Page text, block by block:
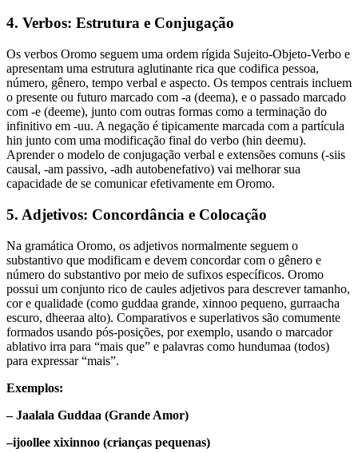
4. Verbos: Estrutura e Conjugação
Os verbos Oromo seguem uma ordem rígida Sujeito-Objeto-Verbo e
apresentam uma estrutura aglutinante rica que codifica pessoa,
número, gênero, tempo verbal e aspecto. Os tempos centrais incluem
o presente ou futuro marcado com -a (deema), e o passado marcado
com -e (deeme), junto com outras formas como a terminação do
infinitivo em -uu. A negação é tipicamente marcada com a partícula
hin junto com uma modificação final do verbo (hin deemu).
Aprender o modelo de conjugação verbal e extensões comuns (-siis
causal, -am passivo, -adh autobenefativo) vai melhorar sua
capacidade de se comunicar efetivamente em Oromo.
5. Adjetivos: Concordância e Colocação
Na gramática Oromo, os adjetivos normalmente seguem o
substantivo que modificam e devem concordar com o gênero e
número do substantivo por meio de sufixos específicos. Oromo
possui um conjunto rico de caules adjetivos para descrever tamanho,
cor e qualidade (como guddaa grande, xinnoo pequeno, gurraacha
escuro, dheeraa alto). Comparativos e superlativos são comumente
formados usando pós-posições, por exemplo, usando o marcador
ablativo irra para “mais que” e palavras como hundumaa (todos)
para expressar “mais”.
Exemplos:
– Jaalala Guddaa (Grande Amor)
–ijoollee xixinnoo (crianças pequenas)